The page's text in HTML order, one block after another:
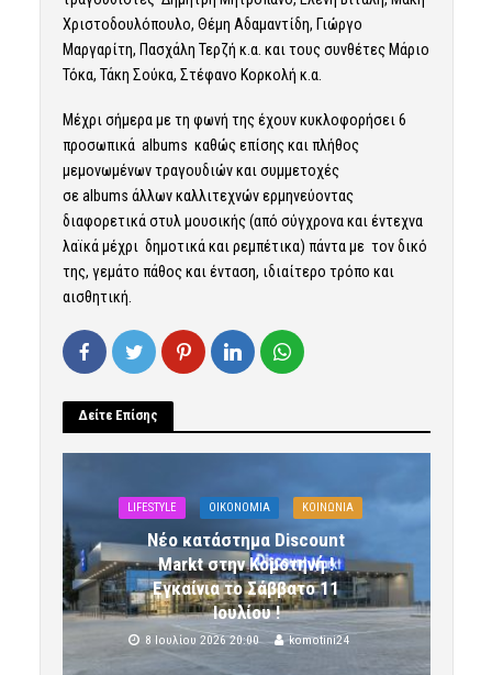
Χριστοδουλόπουλο, Θέμη Αδαμαντίδη, Γιώργο
Μαργαρίτη, Πασχάλη Τερζή κ.α. και τους συνθέτες Μάριο
Τόκα, Τάκη Σούκα, Στέφανο Κορκολή κ.α.
Μέχρι σήμερα με τη φωνή της έχουν κυκλοφορήσει 6
προσωπικά albums καθώς επίσης και πλήθος
μεμονωμένων τραγουδιών και συμμετοχές
σε albums άλλων καλλιτεχνών ερμηνεύοντας
διαφορετικά στυλ μουσικής (από σύγχρονα και έντεχνα
λαϊκά μέχρι δημοτικά και ρεμπέτικα) πάντα με τον δικό
της, γεμάτο πάθος και ένταση, ιδιαίτερο τρόπο και
αισθητική.
Δείτε Επίσης
LIFESTYLE OIKONOMIA ΚΟΙΝΩΝΙΑ
Νέο κατάστημα Discount
Markt στην Κομοτηνή !
Εγκαίνια το Σάββατο 11
Ιουλίου !
8 Ιουλίου 2026 20:00 komotini24